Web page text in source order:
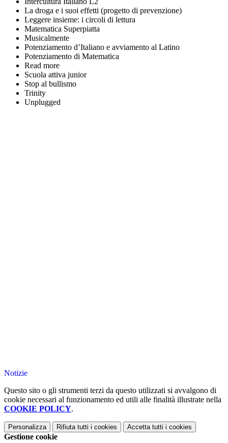
La droga e i suoi effetti (progetto di prevenzione)
Leggere insieme: i circoli di lettura
Matematica Superpiatta
Musicalmente
Potenziamento d’Italiano e avviamento al Latino
Potenziamento di Matematica
Read more
Scuola attiva junior
Stop al bullismo
Trinity
Unplugged
Notizie
Questo sito o gli strumenti terzi da questo utilizzati si avvalgono di
cookie necessari al funzionamento ed utili alle finalità illustrate nella
COOKIE POLICY.
Personalizza Rifiuta tutti i cookies Accetta tutti i cookies
Gestione cookie